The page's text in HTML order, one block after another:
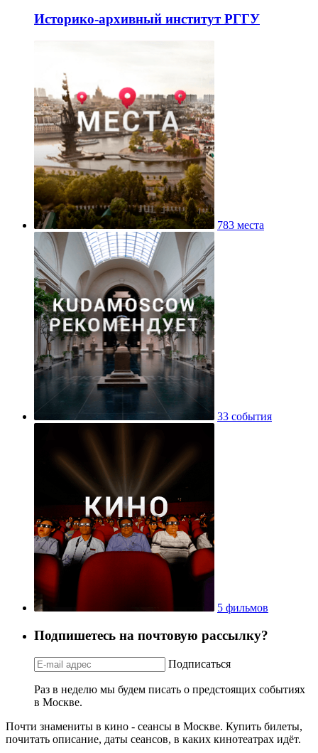
Историко-архивный институт РГГУ
783 места
33 события
5 фильмов
Подпишетесь на почтовую рассылку?
Подписаться
Раз в неделю мы будем писать о предстоящих событиях
в Москве.
Почти знамениты в кино - сеансы в Москве. Купить билеты,
почитать описание, даты сеансов, в каких кинотеатрах идёт.